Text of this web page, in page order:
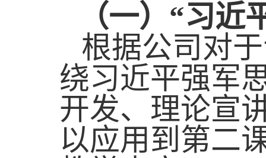
（一）“习
根据公司对
绕习近平强军
开发、理论宣
以应用到第二